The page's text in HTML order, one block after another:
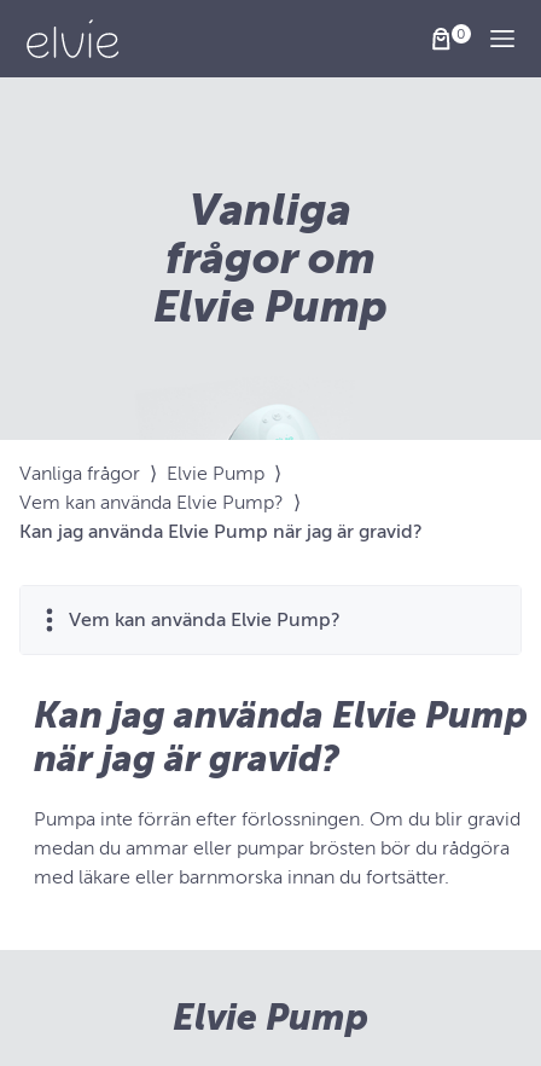
Vanliga
frågor om
Elvie Pump
Vanliga frågor ⟩ Elvie Pump ⟩
Vem kan använda Elvie Pump? ⟩
Kan jag använda Elvie Pump när jag är gravid?
Vem kan använda Elvie Pump?
Kan jag använda Elvie Pump
när jag är gravid?
Pumpa inte förrän efter förlossningen. Om du blir gravid
medan du ammar eller pumpar brösten bör du rådgöra
med läkare eller barnmorska innan du fortsätter.
Elvie Pump